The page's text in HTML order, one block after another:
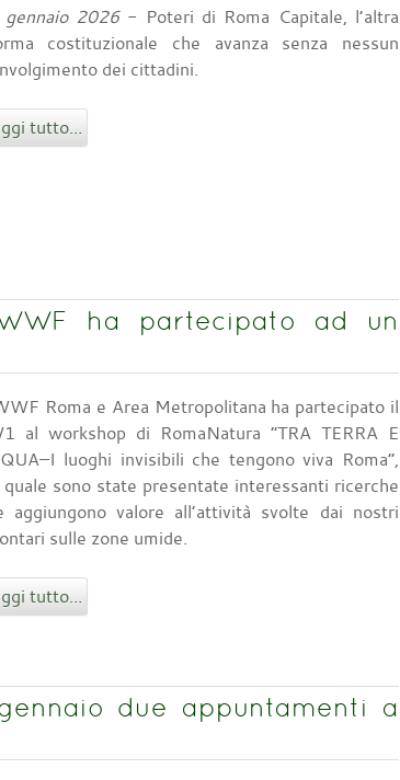
gennaio 2026- Poteri di Roma Capitale, l’altra
costituzionale che avanza senza nessun
dei cittadini.
tutto...
ha partecipato ad un
Roma e Area Metropolitana ha partecipato il
1 al workshop di RomaNatura “TRA TERRA E
luoghi invisibili che tengono viva Roma”,
quale sono state presentate interessanti ricerche
aggiungono valore all’attività svolte dai nostri
sulle zone umide.
tutto...
due appuntamenti a